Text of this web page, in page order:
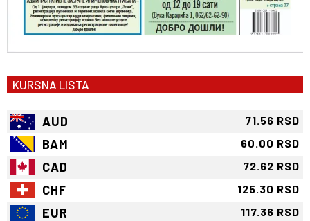
KURSNA LISTA
AUD 71.56 RSD
BAM 60.00 RSD
CAD 72.62 RSD
CHF 125.30 RSD
EUR 117.36 RSD